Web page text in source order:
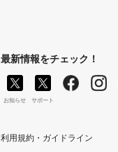
最新情報をチェック！
お知らせ サポート
利用規約・ガイドライン